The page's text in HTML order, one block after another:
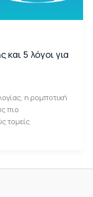
5 λόγοι για
η ρομποτική
πιο
τομείς